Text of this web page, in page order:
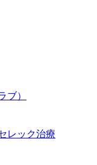
ブ）
レック治療